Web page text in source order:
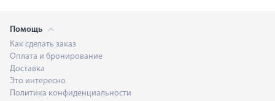
Помощь
Как сделать заказ
Оплата и бронирование
Доставка
Это интересно
Политика конфиденциальности